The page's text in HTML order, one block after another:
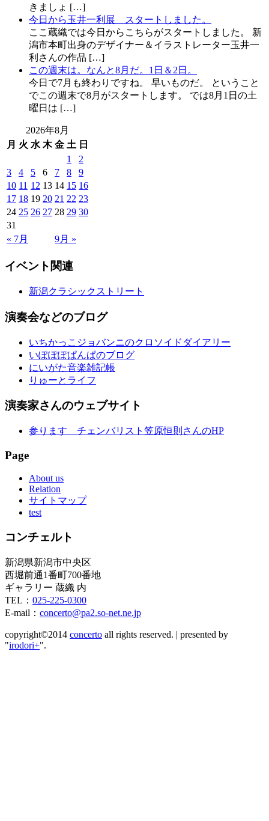
きましょ […]
今日から玉井一利展 スタートしました。
ここ蔵織では今日からこちらがスタートしました。 新
潟市本町出身のデザイナー＆イラストレーター玉井一
利さんの作品 […]
この週末は。なんと8月だ。1日＆2日。
今日で7月も終わりですね。 早いものだ。 ということ
でこの週末で8月がスタートします。 では8月1日の土
曜日は […]
2026年8月
月 火 水 木 金 土 日
« 7月 9月 »
1
2
3
4 5 6 7 8
9
10 11 12 13 14 15 16
17 18 19 20 21 22 23
24 25 26 27 28 29 30
31
イベント関連
新潟クラシックストリート
演奏会などのブログ
いちかっこジョバンニのクロソイドダイアリー
いぽぽぽぱんぱのブログ
にいがた音楽雑記帳
りゅーとライフ
演奏家さんのウェブサイト
参ります チェンバリスト笠原恒則さんのHP
Page
About us
Relation
サイトマップ
test
コンチェルト
新潟県新潟市中央区
西堀前通1番町700番地
ギャラリー 蔵織 内
TEL： 025-225-0300
E-mail： concerto@pa2.so-net.ne.jp
copyright©2014 concerto all rights reserved. | presented by
"irodori+".